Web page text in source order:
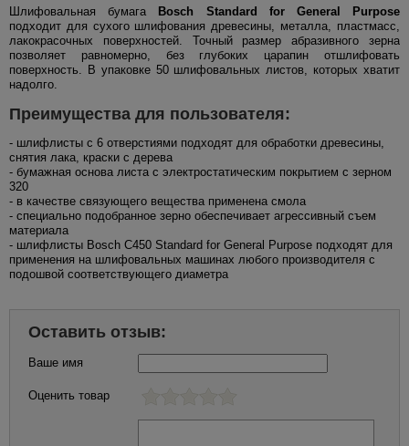
Шлифовальная бумага
Bosch Standard for General Purpose
подходит для сухого шлифования древесины, металла, пластмасс,
лакокрасочных поверхностей. Точный размер абразивного зерна
позволяет равномерно, без глубоких царапин отшлифовать
поверхность. В упаковке 50 шлифовальных листов, которых хватит
надолго.
Преимущества для пользователя:
- шлифлисты с 6 отверстиями подходят для обработки древесины,
снятия лака, краски с дерева
- бумажная основа листа с электростатическим покрытием с зерном
320
- в качестве связующего вещества применена смола
- специально подобранное зерно обеспечивает агрессивный съем
материала
- шлифлисты Bosch C450 Standard for General Purpose подходят для
применения на шлифовальных машинах любого производителя с
подошвой соответствующего диаметра
Оставить отзыв:
Ваше имя
Оценить товар